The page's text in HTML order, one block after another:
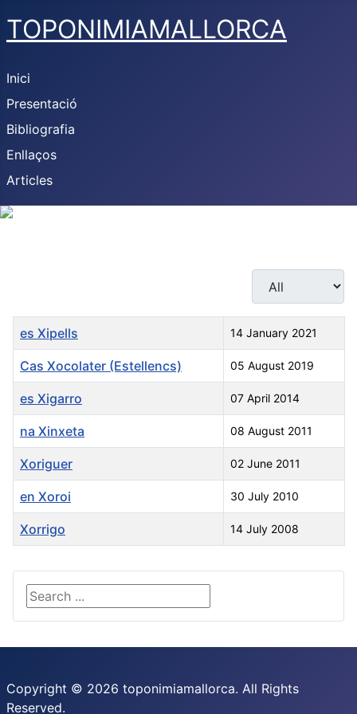
TOPONIMIAMALLORCA
Inici
Presentació
Bibliografia
Enllaços
Articles
Display #
Title Created Date
es Xipells 14 January 2021
Cas Xocolater (Estellencs) 05 August 2019
es Xigarro 07 April 2014
na Xinxeta 08 August 2011
Xoriguer 02 June 2011
en Xoroi 30 July 2010
Xorrigo 14 July 2008
Search ...
Copyright © 2026 toponimiamallorca. All Rights
Reserved.